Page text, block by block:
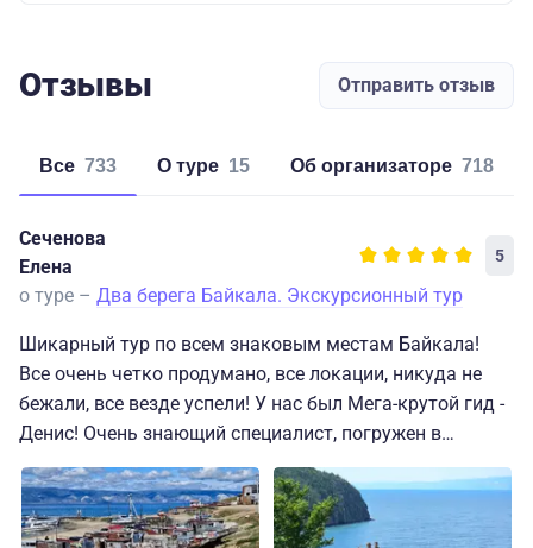
Отзывы Отправить отзыв
Все 733 о туре 15 об организаторе 718
Сеченова
Елена
5
о туре – Два берега Байкала. Экскурсионный тур
Шикарный тур по всем знаковым местам Байкала!
Все очень четко продумано, все локации, никуда не
бежали, все везде успели! У нас был Мега-крутой гид -
Денис! Очень знающий специалист, погружен в
историю края и традиции! А какой шикарный концерт -
Байкальник он нам дал! Одним словом - Байкал - это
любовь навсегда!